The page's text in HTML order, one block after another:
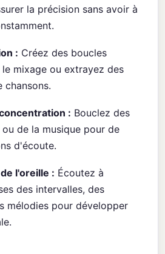
la précision sans avoir à
: Créez des boucles
mixage ou extrayez des
chansons.
: Bouclez des
de la musique pour de
d'écoute.
l'oreille : Écoutez à
des intervalles, des
mélodies pour développer